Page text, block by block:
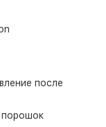
после
порошок